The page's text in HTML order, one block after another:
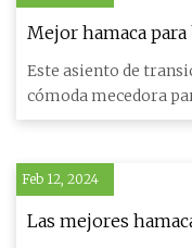
Mejor hamaca para
Papas, Nuna, Joie,
Este asiento de
cómoda mecedora
nacido, un
Feb 12, 2024
Las mejores